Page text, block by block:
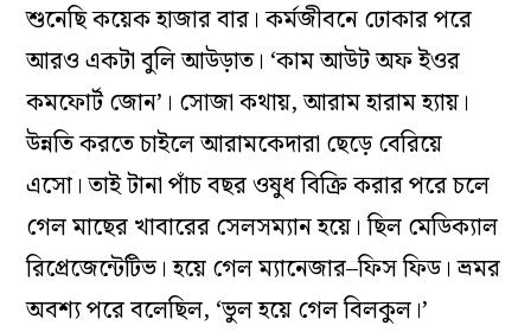
শুনেছি কয়েক হাজার বার। কর্মজীবনে ঢোকার পরে
আরও একটা বুলি আউড়াত। ‘কাম আউট অফ ইওর
কমফোর্ট জোন’। সোজা কথায়, আরাম হারাম হ্যায়।
উন্নতি করতে চাইলে আরামকেদারা ছেড়ে বেরিয়ে
এসো। তাই টানা পাঁচ বছর ওষুধ বিক্রি করার পরে চলে
গেল মাছের খাবারের সেলসম্যান হয়ে। ছিল মেডিক্যাল
রিপ্রেজেন্টেটিভ। হয়ে গেল ম্যানেজার–ফিস ফিড। ভ্রমর
অবশ্য পরে বলেছিল, ‘ভুল হয়ে গেল বিলকুল।’